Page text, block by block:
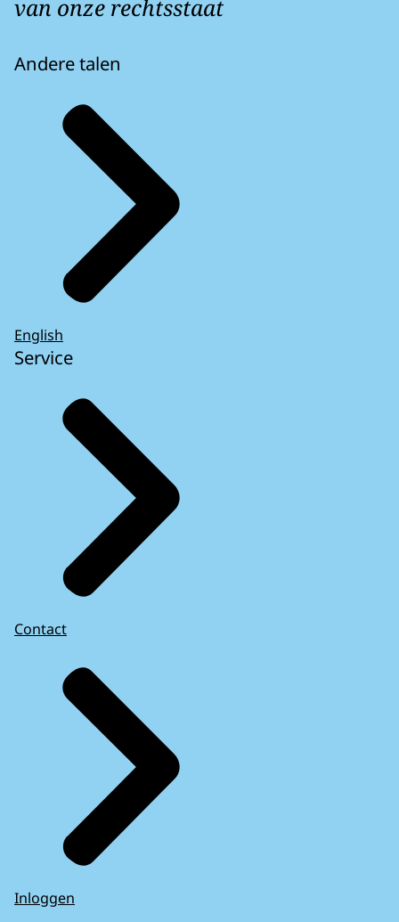
van onze rechtsstaat
Andere talen
English
Service
Contact
Inloggen